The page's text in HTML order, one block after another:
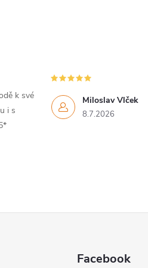
k své
i s
Miloslav Vlček
8.7.2026
Facebook